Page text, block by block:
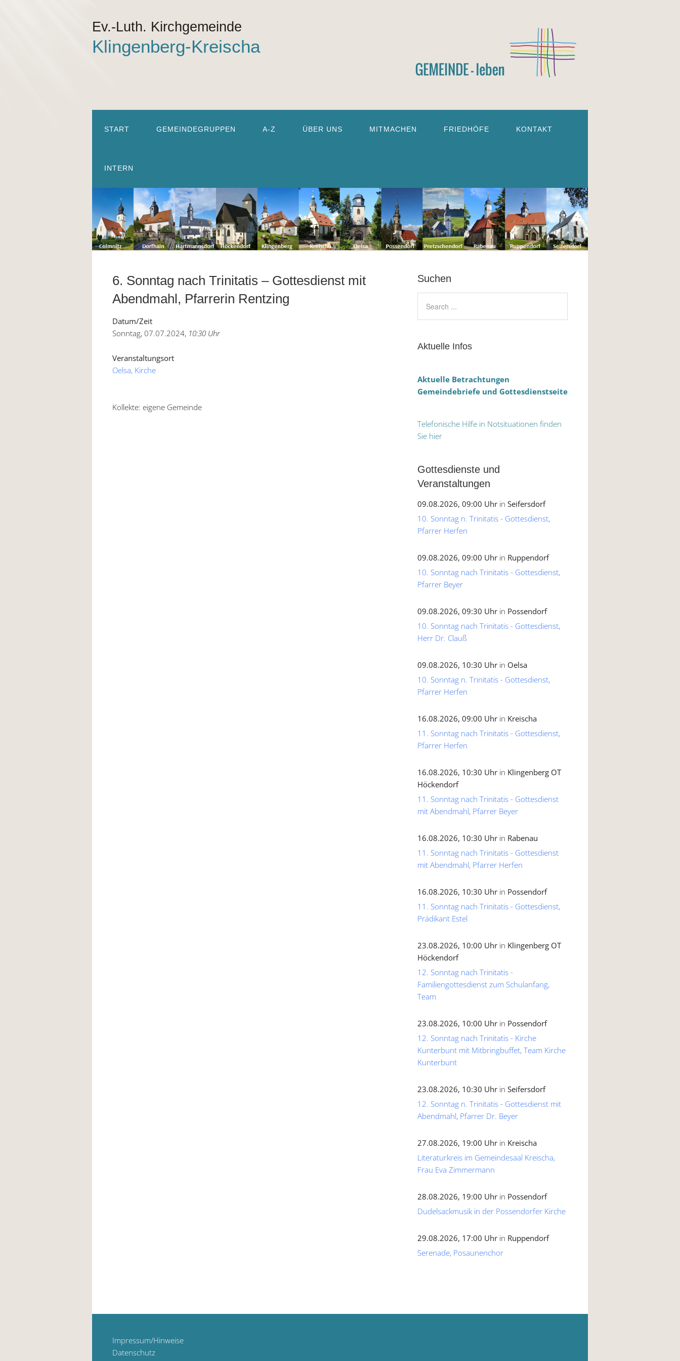
Ev.-Luth. Kirchgemeinde
Klingenberg-Kreischa
START GEMEINDEGRUPPEN A-Z ÜBER UNS MITMACHEN FRIEDHÖFE KONTAKT
INTERN
6. Sonntag nach Trinitatis – Gottesdienst mit
Abendmahl, Pfarrerin Rentzing
Datum/Zeit
Sonntag, 07.07.2024, 10:30 Uhr
Veranstaltungsort
Oelsa, Kirche
Kollekte: eigene Gemeinde
Suchen
Aktuelle Infos
Aktuelle Betrachtungen
Gemeindebriefe und Gottesdienstseite
Telefonische Hilfe in Notsituationen finden
Sie hier
Gottesdienste und
Veranstaltungen
09.08.2026, 09:00 Uhr in Seifersdorf
10. Sonntag n. Trinitatis - Gottesdienst,
Pfarrer Herfen
09.08.2026, 09:00 Uhr in Ruppendorf
10. Sonntag nach Trinitatis - Gottesdienst,
Pfarrer Beyer
09.08.2026, 09:30 Uhr in Possendorf
10. Sonntag nach Trinitatis - Gottesdienst,
Herr Dr. Clauß
09.08.2026, 10:30 Uhr in Oelsa
10. Sonntag n. Trinitatis - Gottesdienst,
Pfarrer Herfen
16.08.2026, 09:00 Uhr in Kreischa
11. Sonntag nach Trinitatis - Gottesdienst,
Pfarrer Herfen
16.08.2026, 10:30 Uhr in Klingenberg OT
Höckendorf
11. Sonntag nach Trinitatis - Gottesdienst
mit Abendmahl, Pfarrer Beyer
16.08.2026, 10:30 Uhr in Rabenau
11. Sonntag nach Trinitatis - Gottesdienst
mit Abendmahl, Pfarrer Herfen
16.08.2026, 10:30 Uhr in Possendorf
11. Sonntag nach Trinitatis - Gottesdienst,
Prädikant Estel
23.08.2026, 10:00 Uhr in Klingenberg OT
Höckendorf
12. Sonntag nach Trinitatis -
Familiengottesdienst zum Schulanfang,
Team
23.08.2026, 10:00 Uhr in Possendorf
12. Sonntag nach Trinitatis - Kirche
Kunterbunt mit Mitbringbuffet, Team Kirche
Kunterbunt
23.08.2026, 10:30 Uhr in Seifersdorf
12. Sonntag n. Trinitatis - Gottesdienst mit
Abendmahl, Pfarrer Dr. Beyer
27.08.2026, 19:00 Uhr in Kreischa
Literaturkreis im Gemeindesaal Kreischa,
Frau Eva Zimmermann
28.08.2026, 19:00 Uhr in Possendorf
Dudelsackmusik in der Possendorfer Kirche
29.08.2026, 17:00 Uhr in Ruppendorf
Serenade, Posaunenchor
Impressum/Hinweise
Datenschutz